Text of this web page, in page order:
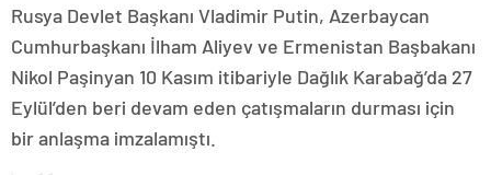
Rusya Devlet Başkanı Vladimir Putin, Azerbaycan
Cumhurbaşkanı İlham Aliyev ve Ermenistan Başbakanı
Nikol Paşinyan 10 Kasım itibariyle Dağlık Karabağ’da 27
Eylül’den beri devam eden çatışmaların durması için
bir anlaşma imzalamıştı.